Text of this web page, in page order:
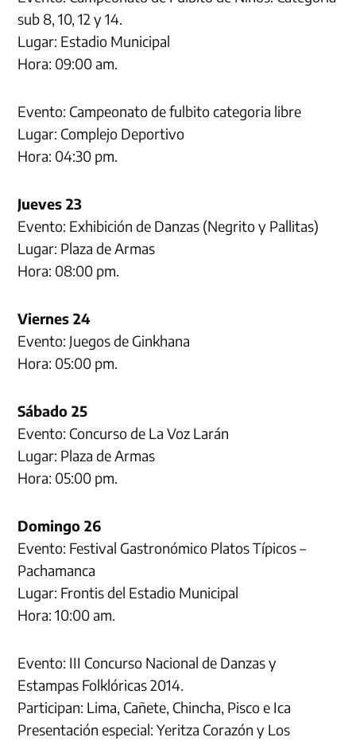
sub 8, 10, 12 y 14.
Lugar: Estadio Municipal
Hora: 09:00 am.
Evento: Campeonato de fulbito categoria libre
Lugar: Complejo Deportivo
Hora: 04:30 pm.
Jueves 23
Evento: Exhibición de Danzas (Negrito y Pallitas)
Lugar: Plaza de Armas
Hora: 08:00 pm.
Viernes 24
Evento: Juegos de Ginkhana
Hora: 05:00 pm.
Sábado 25
Evento: Concurso de La Voz Larán
Lugar: Plaza de Armas
Hora: 05:00 pm.
Domingo 26
Evento: Festival Gastronómico Platos Típicos –
Pachamanca
Lugar: Frontis del Estadio Municipal
Hora: 10:00 am.
Evento: III Concurso Nacional de Danzas y
Estampas Folklóricas 2014.
Participan: Lima, Cañete, Chincha, Pisco e Ica
Presentación especial: Yeritza Corazón y Los